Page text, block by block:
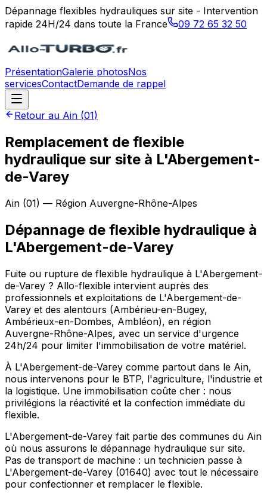
Dépannage flexibles hydrauliques sur site - Intervention
rapide 24H/24 dans toute la France
09 72 65 32 50
PrésentationGalerie photosNos
servicesContactDemande de rappel
Retour au Ain (01)
Remplacement de flexible
hydraulique sur site à L'Abergement-
de-Varey
Ain (01) — Région Auvergne-Rhône-Alpes
Dépannage de flexible hydraulique à
L'Abergement-de-Varey
Fuite ou rupture de flexible hydraulique à L'Abergement-
de-Varey ? Allo-flexible intervient auprès des
professionnels et exploitations de L'Abergement-de-
Varey et des alentours (Ambérieu-en-Bugey,
Ambérieux-en-Dombes, Ambléon), en région
Auvergne-Rhône-Alpes, avec un service d'urgence
24h/24 pour limiter l'immobilisation de votre matériel.
À L'Abergement-de-Varey comme partout dans le Ain,
nous intervenons pour le BTP, l'agriculture, l'industrie et
la logistique. Une immobilisation coûte cher : nous
privilégions la réactivité et la confection immédiate du
flexible.
L'Abergement-de-Varey fait partie des communes du Ain
où nous assurons le dépannage hydraulique sur site.
Pas de transport de machine : un technicien passe à
L'Abergement-de-Varey (01640) avec tout le nécessaire
pour confectionner et remplacer le flexible.